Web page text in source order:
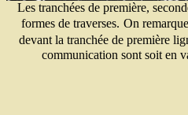
Les tranchées de première,
formes de traverses. On
devant la tranchée de première
communication sont soit en